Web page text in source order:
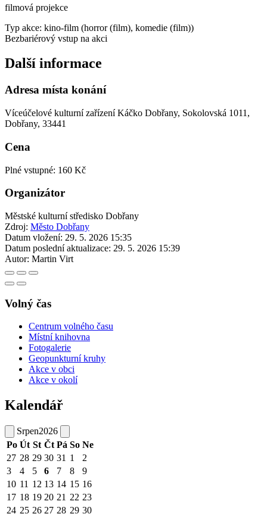
filmová projekce
Typ akce: kino-film (horror (film), komedie (film))
Bezbariérový vstup na akci
Další informace
Adresa místa konání
Víceúčelové kulturní zařízení Káčko Dobřany, Sokolovská 1011,
Dobřany, 33441
Cena
Plné vstupné: 160 Kč
Organizátor
Městské kulturní středisko Dobřany
Zdroj: Město Dobřany
Datum vložení: 29. 5. 2026 15:35
Datum poslední aktualizace: 29. 5. 2026 15:39
Autor: Martin Virt
Volný čas
Centrum volného času
Místní knihovna
Fotogalerie
Geopunkturní kruhy
Akce v obci
Akce v okolí
Kalendář
Srpen2026
Po Út St Čt Pá So Ne
27 28 29 30 31 1
2
3
4 5 6 7 8
9
10 11 12 13 14 15 16
17 18 19 20 21 22 23
24 25 26 27 28 29 30